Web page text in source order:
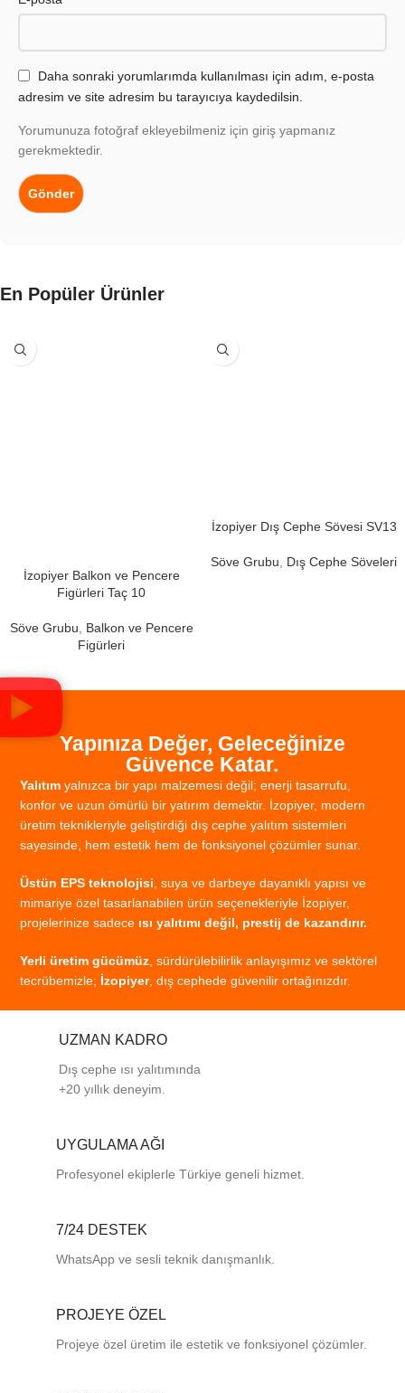
Daha sonraki yorumlarımda kullanılması için adım, e-posta
adresim ve site adresim bu tarayıcıya kaydedilsin.
Yorumunuza fotoğraf ekleyebilmeniz için giriş yapmanız
gerekmektedir.
En Popüler Ürünler
İzopiyer Balkon ve Pencere
Figürleri Taç 10
Söve Grubu
Balkon ve Pencere
Figürleri
İzopiyer Dış Cephe Sövesi SV13
Söve Grubu Dış Cephe Söveleri
Yapınıza Değer, Geleceğinize
Güvence Katar.
Yalıtım yalnızca bir yapı malzemesi değil; enerji tasarrufu,
konfor ve uzun ömürlü bir yatırım demektir. İzopiyer, modern
üretim teknikleriyle geliştirdiği dış cephe yalıtım sistemleri
sayesinde, hem estetik hem de fonksiyonel çözümler sunar.
Üstün EPS teknolojisi suya ve darbeye dayanıklı yapısı ve
mimariye özel tasarlanabilen ürün seçenekleriyle İzopiyer,
projelerinize sadece ısı yalıtımı değil, prestij de kazandırır.
Yerli üretim gücümüz sürdürülebilirlik anlayışımız ve sektörel
tecrübemizle; İzopiyer, dış cephede güvenilir ortağınızdır.
UZMAN KADRO
Dış cephe ısı yalıtımında
+20 yıllık deneyim.
UYGULAMA AĞI
Profesyonel ekiplerle Türkiye geneli hizmet.
7/24 DESTEK
WhatsApp ve sesli teknik danışmanlık.
PROJEYE ÖZEL
Projeye özel üretim ile estetik ve fonksiyonel çözümler.